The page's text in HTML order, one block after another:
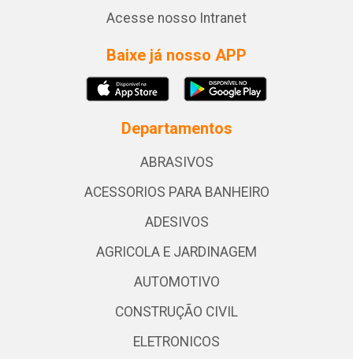
Acesse nosso Intranet
Baixe já nosso APP
Departamentos
ABRASIVOS
ACESSORIOS PARA BANHEIRO
ADESIVOS
AGRICOLA E JARDINAGEM
AUTOMOTIVO
CONSTRUÇÃO CIVIL
ELETRONICOS